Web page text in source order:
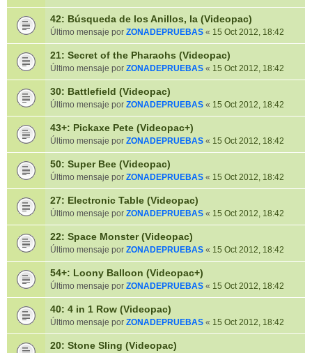
42: Búsqueda de los Anillos, la (Videopac)
Último mensaje por ZONADEPRUEBAS « 15 Oct 2012, 18:42
21: Secret of the Pharaohs (Videopac)
Último mensaje por ZONADEPRUEBAS « 15 Oct 2012, 18:42
30: Battlefield (Videopac)
Último mensaje por ZONADEPRUEBAS « 15 Oct 2012, 18:42
43+: Pickaxe Pete (Videopac+)
Último mensaje por ZONADEPRUEBAS « 15 Oct 2012, 18:42
50: Super Bee (Videopac)
Último mensaje por ZONADEPRUEBAS « 15 Oct 2012, 18:42
27: Electronic Table (Videopac)
Último mensaje por ZONADEPRUEBAS « 15 Oct 2012, 18:42
22: Space Monster (Videopac)
Último mensaje por ZONADEPRUEBAS « 15 Oct 2012, 18:42
54+: Loony Balloon (Videopac+)
Último mensaje por ZONADEPRUEBAS « 15 Oct 2012, 18:42
40: 4 in 1 Row (Videopac)
Último mensaje por ZONADEPRUEBAS « 15 Oct 2012, 18:42
20: Stone Sling (Videopac)